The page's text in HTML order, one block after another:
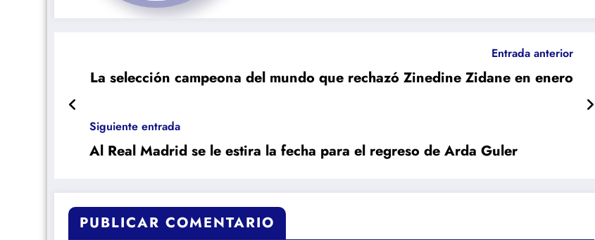
Entrada anterior
La selección campeona del mundo que rechazó Zinedine Zidane en enero
Siguiente entrada
Al Real Madrid se le estira la fecha para el regreso de Arda Guler
PUBLICAR COMENTARIO